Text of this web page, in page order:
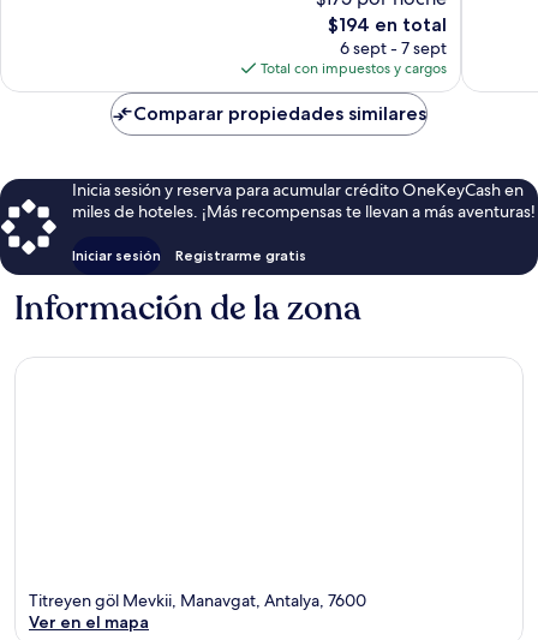
El
precio
actual
es
de
$194
$194 en total
6 sept - 7 sept
Total con impuestos y cargos
Comparar propiedades similares
Inicia sesión y reserva para acumular crédito OneKeyCash en
miles de hoteles. ¡Más recompensas te llevan a más aventuras!
Iniciar sesión Registrarme gratis
Información de la zona
Titreyen göl Mevkii, Manavgat, Antalya, 7600
Ver en el mapa